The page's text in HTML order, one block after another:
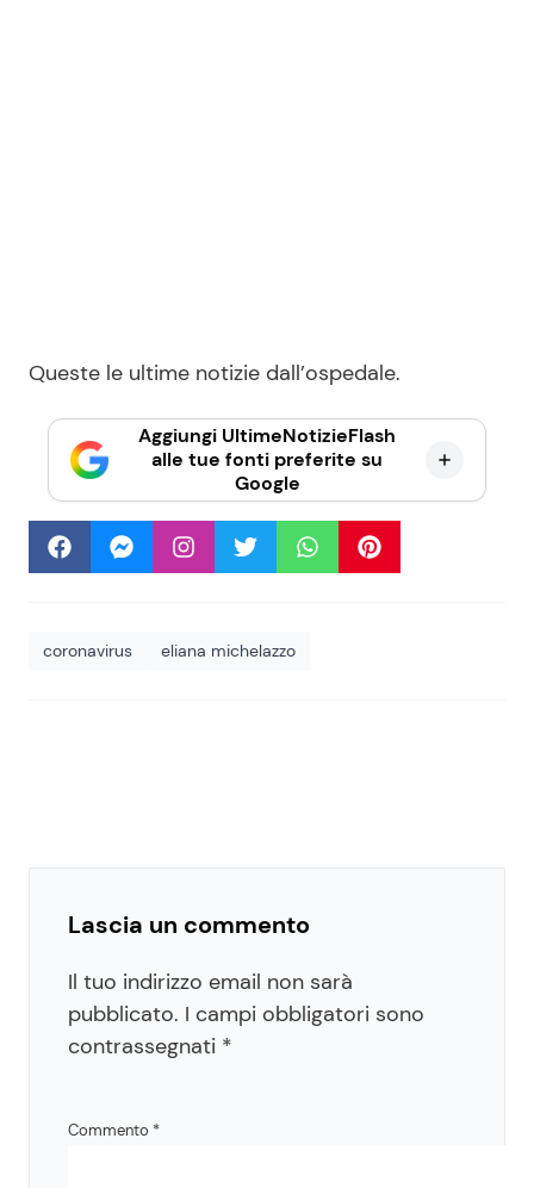
Queste le ultime notizie dall’ospedale.
Aggiungi UltimeNotizieFlash
alle tue fonti preferite su
Google
coronavirus eliana michelazzo
Lascia un commento
Il tuo indirizzo email non sarà
pubblicato. I campi obbligatori sono
contrassegnati *
Commento *